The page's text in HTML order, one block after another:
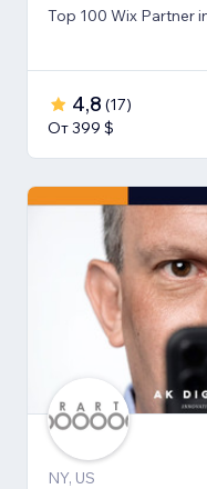
Top 100 Wix Partner
4,8 (17)
От 399 $
NY, US